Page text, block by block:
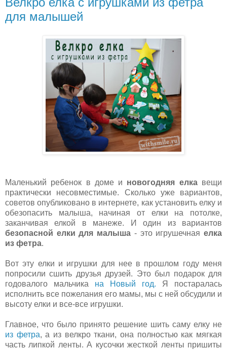
для малышей
Маленький ребенок в доме и новогодняя елкавещи
практически несовместимые. Сколько уже вариантов,
советов опубликовано в интернете, как установить елку и
обезопасить малыша, начиная от елки на потолке,
заканчивая елкой в манеже. И один из вариантов
безопасной елки для малыша - это игрушечнаяелка
из фетра.
Вот эту елки и игрушки для нее в прошлом году меня
попросили сшить друзья друзей. Это был подарок для
годовалого мальчика на Новый год. Я постаралась
исполнить все пожелания его мамы, мы с ней обсудили и
высоту елки и все-все игрушки.
Главное, что было принято решение шить саму елку не
из фетра, а из велкро ткани, она полностью как мягкая
часть липкой ленты. А кусочки жесткой ленты пришиты